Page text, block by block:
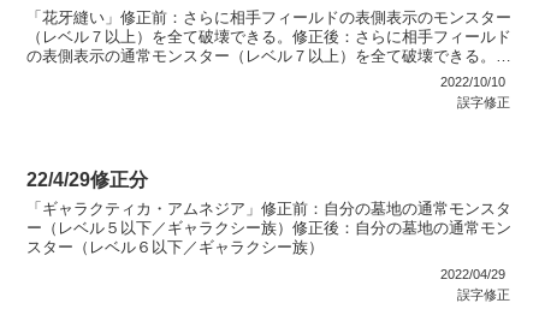
「花牙縫い」修正前：さらに相手フィールドの表側表示のモンスター
（レベル７以上）を全て破壊できる。修正後：さらに相手フィールド
の表側表示の通常モンスター（レベル７以上）を全て破壊できる。
「フォース・オブ・カジバシーフ」修正前：自分の墓地の魔法...
2022/10/10
誤字修正
22/4/29修正分
「ギャラクティカ・アムネジア」修正前：自分の墓地の通常モンスタ
ー（レベル５以下／ギャラクシー族）修正後：自分の墓地の通常モン
スター（レベル６以下／ギャラクシー族）
2022/04/29
誤字修正